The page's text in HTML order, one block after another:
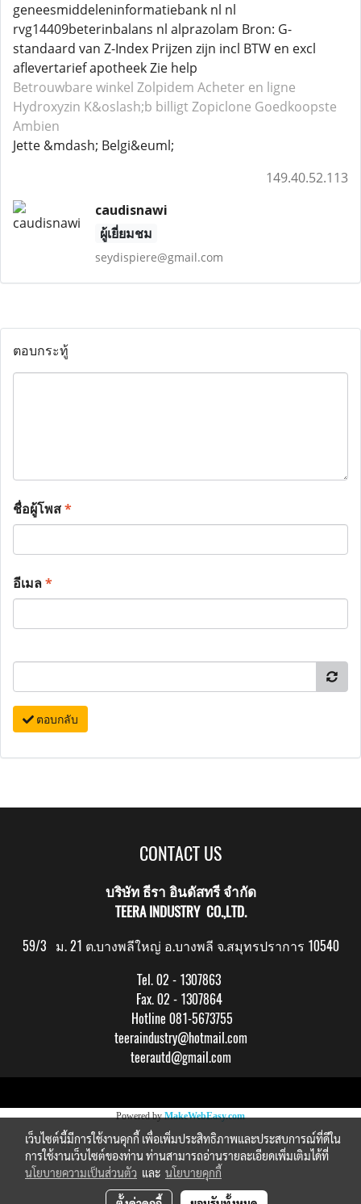
geneesmiddeleninformatiebank nl nl
rvg14409beterinbalans nl alprazolam Bron: G-
standaard van Z-Index Prijzen zijn incl BTW en excl
aflevertarief apotheek Zie help
Betrouwbare winkel Zolpidem Acheter en ligne
Hydroxyzin K&oslash;b billigt Zopiclone Goedkoopste
Ambien
Jette &mdash; Belgi&euml;
149.40.52.113
caudisnawi
ผู้เยี่ยมชม
seydispiere@gmail.com
ตอบกระทู้
ชื่อผู้โพส*
อีเมล*
ตอบกลับ
CONTACT US
บริษัท ธีรา อินดัสทรี จำกัด
TEERA INDUSTRY CO.,LTD.
59/3 ม. 21 ต.บางพลีใหญ่ อ.บางพลี จ.สมุทรปราการ 10540
Tel. 02 - 1307863
Fax. 02 - 1307864
Hotline 081-5673755
teeraindustry@hotmail.com
teerautd@gmail.com
Powered byMakeWebEasy.com
เว็บไซต์นี้มีการใช้งานคุกกี้ เพื่อเพิ่มประสิทธิภาพและประสบการณ์ที่ดีใน
การใช้งานเว็บไซต์ของท่าน ท่านสามารถอ่านรายละเอียดเพิ่มเติมได้ที่
นโยบายความเป็นส่วนตัว และ นโยบายคุกกี้